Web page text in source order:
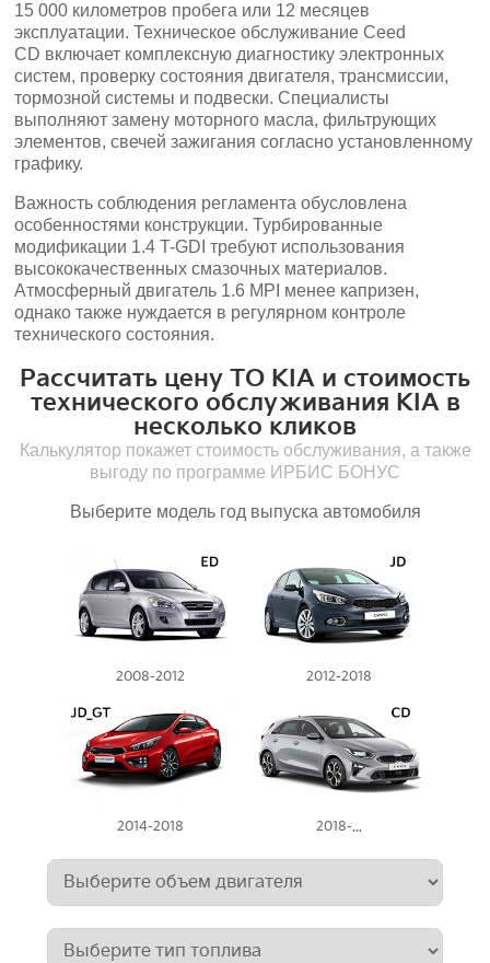
15 000 километров пробега или 12 месяцев
эксплуатации. Техническое обслуживание Сeed
CD включает комплексную диагностику электронных
систем, проверку состояния двигателя, трансмиссии,
тормозной системы и подвески. Специалисты
выполняют замену моторного масла, фильтрующих
элементов, свечей зажигания согласно установленному
графику.
Важность соблюдения регламента обусловлена
особенностями конструкции. Турбированные
модификации 1.4 T-GDI требуют использования
высококачественных смазочных материалов.
Атмосферный двигатель 1.6 MPI менее капризен,
однако также нуждается в регулярном контроле
технического состояния.
Рассчитать цену ТО KIA и стоимость
технического обслуживания KIA в
несколько кликов
Калькулятор покажет стоимость обслуживания, а также
выгоду по программе ИРБИС БОНУС
Выберите модель год выпуска автомобиля
2008-2012 2012-2018
2014-2018 2018-...